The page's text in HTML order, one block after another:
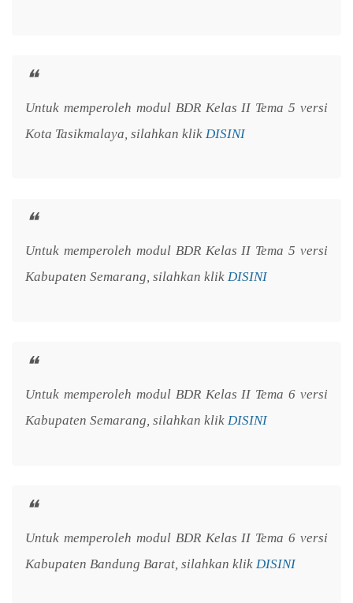
Untuk memperoleh modul BDR Kelas II Tema 5 versi
Kota Tasikmalaya, silahkan klik DISINI
Untuk memperoleh modul BDR Kelas II Tema 5 versi
Kabupaten Semarang, silahkan klik DISINI
Untuk memperoleh modul BDR Kelas II Tema 6 versi
Kabupaten Semarang, silahkan klik DISINI
Untuk memperoleh modul BDR Kelas II Tema 6 versi
Kabupaten Bandung Barat, silahkan klik DISINI